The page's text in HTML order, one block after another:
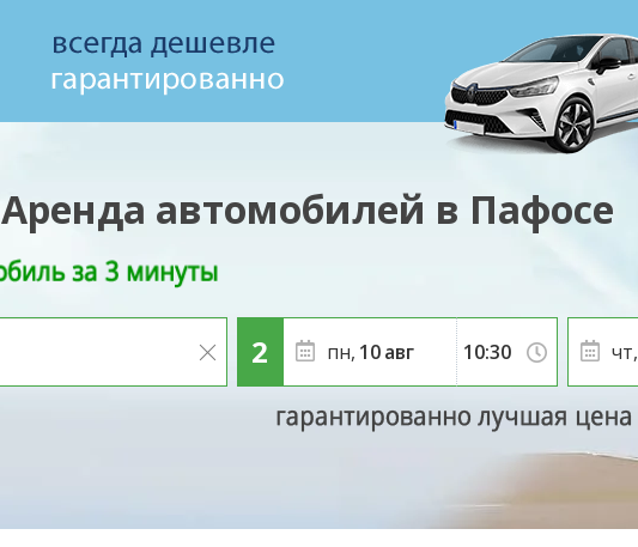
Аренда автомобилей в Пафосе
пн, 10авг чт,